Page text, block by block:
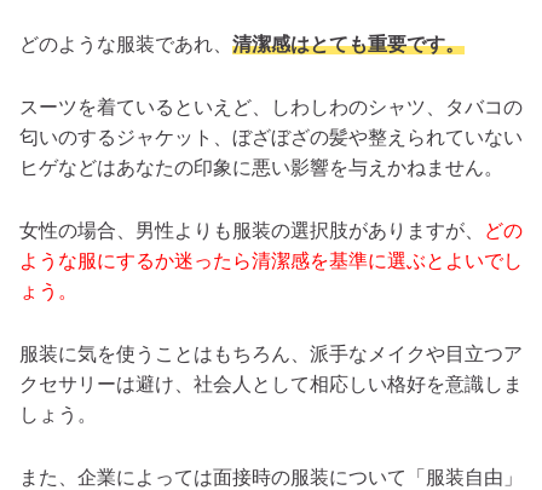
どのような服装であれ、 清潔感はとても重要です。
スーツを着ているといえど、しわしわのシャツ、タバコの
匂いのするジャケット、ぼざぼざの髪や整えられていない
ヒゲなどはあなたの印象に悪い影響を与えかねません。
女性の場合、男性よりも服装の選択肢がありますが、
どの
ような服にするか迷ったら清潔感を基準に選ぶとよいでし
ょう。
服装に気を使うことはもちろん、派手なメイクや目立つア
クセサリーは避け、社会人として相応しい格好を意識しま
しょう。
また、企業によっては面接時の服装について「服装自由」